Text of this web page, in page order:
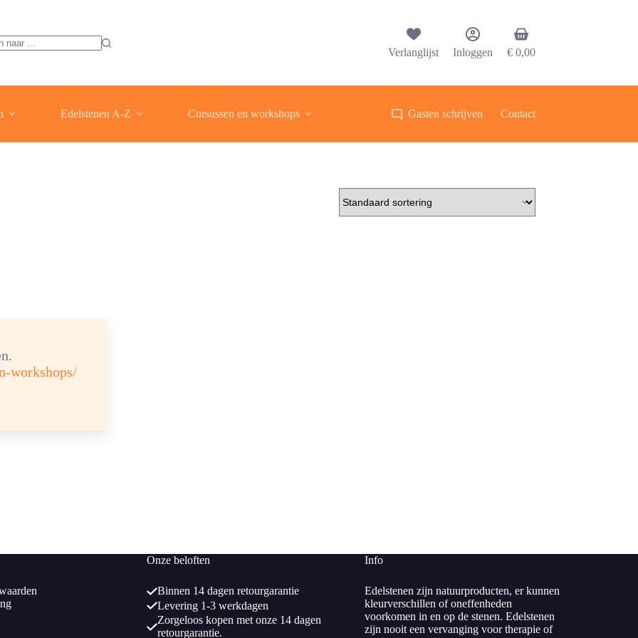
workshops/
Verlanglijst Inloggen
Winkelwagen
€ 0,00
Edelstenen A-Z Cursussen en workshops Gasten schrijven Contact
Onze beloften
Binnen 14 dagen retourgarantie
Levering 1-3 werkdagen
Zorgeloos kopen met onze 14 dagen
retourgarantie.
Info
Edelstenen zijn natuurproducten, er kunnen
kleurverschillen of oneffenheden
voorkomen in en op de stenen. Edelstenen
zijn nooit een vervanging voor therapie of